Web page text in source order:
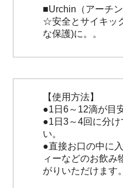
■Urchin（アーチン
☆安全とサイキッ
な保護)に。。
【使用方法】
●1日6～12滴が目
●1日3～4回に分
い。
●直接お口の中に
ィーなどのお飲み
がりいただけます